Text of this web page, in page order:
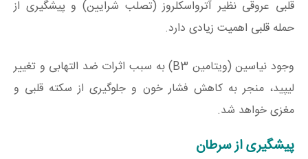
قلبی عروقی نظیر آترواسکلروز (تصلب شرایین) و پیشگیری از
حمله قلبی اهمیت زیادی دارد.
وجود نیاسین (ویتامین B3) به سبب اثرات ضد التهابی و تغییر
لیپید، منجر به کاهش فشار خون و جلوگیری از سکته قلبی و
مغزی خواهد شد.
پیشگیری از سرطان